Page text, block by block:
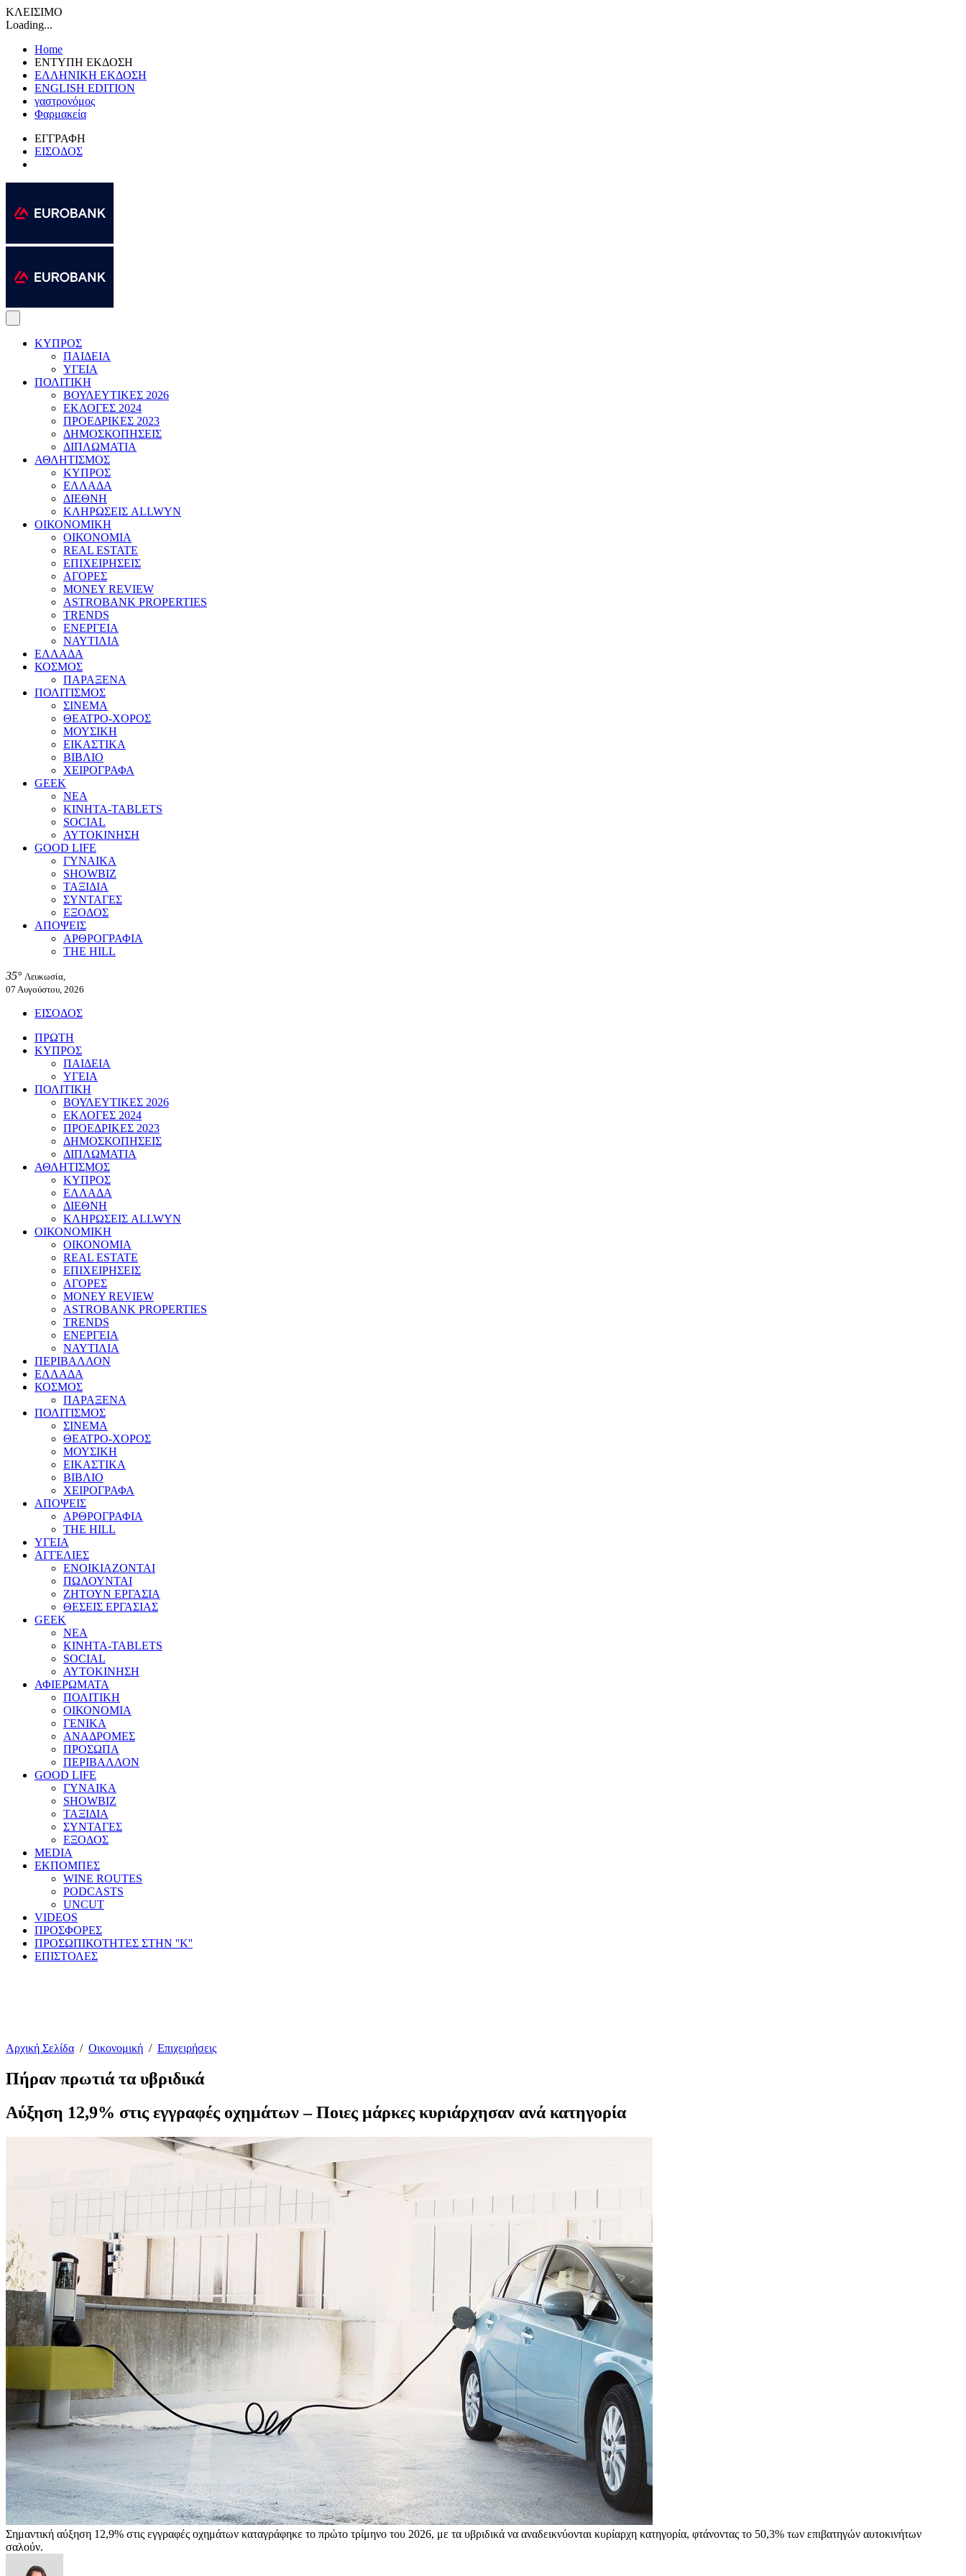
ΚΛΕΙΣΙΜΟ
Loading...
Home
ΕΝΤΥΠΗ ΕΚΔΟΣΗ
ΕΛΛΗΝΙΚΗ ΕΚΔΟΣΗ
ENGLISH EDITION
γαστρονόμος
Φαρμακεία
ΕΓΓΡΑΦΗ
ΕΙΣΟΔΟΣ
ΚΥΠΡΟΣ
ΠΑΙΔΕΙΑ
ΥΓΕΙΑ
ΠΟΛΙΤΙΚΗ
ΒΟΥΛΕΥΤΙΚΕΣ 2026
ΕΚΛΟΓΕΣ 2024
ΠΡΟΕΔΡΙΚΕΣ 2023
ΔΗΜΟΣΚΟΠΗΣΕΙΣ
ΔΙΠΛΩΜΑΤΙΑ
ΑΘΛΗΤΙΣΜΟΣ
ΚΥΠΡΟΣ
ΕΛΛΑΔΑ
ΔΙΕΘΝΗ
ΚΛΗΡΩΣΕΙΣ ALLWYN
ΟΙΚΟΝΟΜΙΚΗ
ΟΙΚΟΝΟΜΙΑ
REAL ESTATE
ΕΠΙΧΕΙΡΗΣΕΙΣ
ΑΓΟΡΕΣ
MONEY REVIEW
ASTROBANK PROPERTIES
TRENDS
ΕΝΕΡΓΕΙΑ
ΝΑΥΤΙΛΙΑ
ΕΛΛΑΔΑ
ΚΟΣΜΟΣ
ΠΑΡΑΞΕΝΑ
ΠΟΛΙΤΙΣΜΟΣ
ΣΙΝΕΜΑ
ΘΕΑΤΡΟ-ΧΟΡΟΣ
ΜΟΥΣΙΚΗ
ΕΙΚΑΣΤΙΚΑ
ΒΙΒΛΙΟ
ΧΕΙΡΟΓΡΑΦΑ
GEEK
ΝΕΑ
ΚΙΝΗΤΑ-TABLETS
SOCIAL
ΑΥΤΟΚΙΝΗΣΗ
GOOD LIFE
ΓΥΝΑΙΚΑ
SHOWBIZ
ΤΑΞΙΔΙΑ
ΣΥΝΤΑΓΕΣ
ΕΞΟΔΟΣ
ΑΠΟΨΕΙΣ
ΑΡΘΡΟΓΡΑΦΙΑ
THE HILL
35° Λευκωσία,
07 Αυγούστου, 2026
ΕΙΣΟΔΟΣ
ΠΡΩΤΗ
ΚΥΠΡΟΣ
ΠΑΙΔΕΙΑ
ΥΓΕΙΑ
ΠΟΛΙΤΙΚΗ
ΒΟΥΛΕΥΤΙΚΕΣ 2026
ΕΚΛΟΓΕΣ 2024
ΠΡΟΕΔΡΙΚΕΣ 2023
ΔΗΜΟΣΚΟΠΗΣΕΙΣ
ΔΙΠΛΩΜΑΤΙΑ
ΑΘΛΗΤΙΣΜΟΣ
ΚΥΠΡΟΣ
ΕΛΛΑΔΑ
ΔΙΕΘΝΗ
ΚΛΗΡΩΣΕΙΣ ALLWYN
ΟΙΚΟΝΟΜΙΚΗ
ΟΙΚΟΝΟΜΙΑ
REAL ESTATE
ΕΠΙΧΕΙΡΗΣΕΙΣ
ΑΓΟΡΕΣ
MONEY REVIEW
ASTROBANK PROPERTIES
TRENDS
ΕΝΕΡΓΕΙΑ
ΝΑΥΤΙΛΙΑ
ΠΕΡΙΒΑΛΛΟΝ
ΕΛΛΑΔΑ
ΚΟΣΜΟΣ
ΠΑΡΑΞΕΝΑ
ΠΟΛΙΤΙΣΜΟΣ
ΣΙΝΕΜΑ
ΘΕΑΤΡΟ-ΧΟΡΟΣ
ΜΟΥΣΙΚΗ
ΕΙΚΑΣΤΙΚΑ
ΒΙΒΛΙΟ
ΧΕΙΡΟΓΡΑΦΑ
ΑΠΟΨΕΙΣ
ΑΡΘΡΟΓΡΑΦΙΑ
THE HILL
ΥΓΕΙΑ
ΑΓΓΕΛΙΕΣ
ΕΝΟΙΚΙΑΖΟΝΤΑΙ
ΠΩΛΟΥΝΤΑΙ
ΖΗΤΟΥΝ ΕΡΓΑΣΙΑ
ΘΕΣΕΙΣ ΕΡΓΑΣΙΑΣ
GEEK
ΝΕΑ
ΚΙΝΗΤΑ-TABLETS
SOCIAL
ΑΥΤΟΚΙΝΗΣΗ
ΑΦΙΕΡΩΜΑΤΑ
ΠΟΛΙΤΙΚΗ
ΟΙΚΟΝΟΜΙΑ
ΓΕΝΙΚΑ
ΑΝΑΔΡΟΜΕΣ
ΠΡΟΣΩΠΑ
ΠΕΡΙΒΑΛΛΟΝ
GOOD LIFE
ΓΥΝΑΙΚΑ
SHOWBIZ
ΤΑΞΙΔΙΑ
ΣΥΝΤΑΓΕΣ
ΕΞΟΔΟΣ
MEDIA
ΕΚΠΟΜΠΕΣ
WINE ROUTES
PODCASTS
UNCUT
VIDEOS
ΠΡΟΣΦΟΡΕΣ
ΠΡΟΣΩΠΙΚΟΤΗΤΕΣ ΣΤΗΝ ''Κ''
ΕΠΙΣΤΟΛΕΣ
Αρχική Σελίδα / Οικονομική / Επιχειρήσεις
Πήραν πρωτιά τα υβριδικά
Αύξηση 12,9% στις εγγραφές οχημάτων – Ποιες μάρκες κυριάρχησαν ανά κατηγορία
Σημαντική αύξηση 12,9% στις εγγραφές οχημάτων καταγράφηκε το πρώτο τρίμηνο του 2026, με τα υβριδικά να αναδεικνύονται κυρίαρχη κατηγορία, φτάνοντας το 50,3% των επιβατηγών αυτοκινήτων
σαλούν.